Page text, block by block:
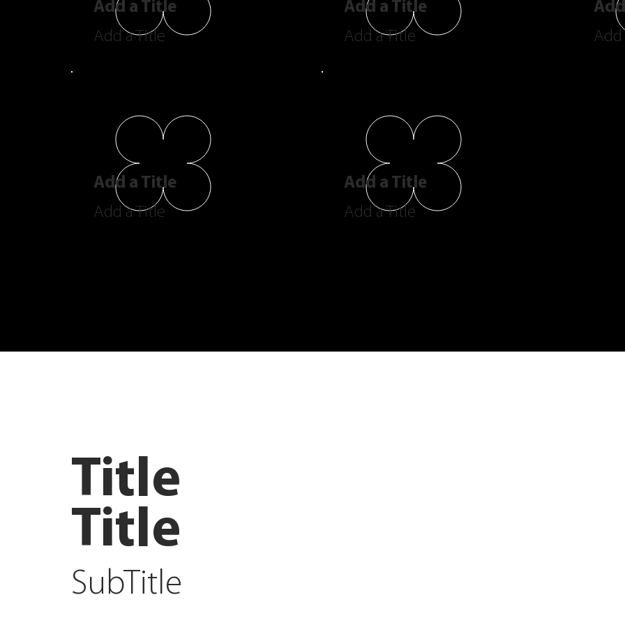
Add a Title
Add a Title
Add a Title
Add a Title
Add
Add a Title
Add a Title
Add a Title
Add a Title
Title
Title
SubTitle